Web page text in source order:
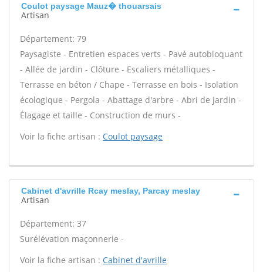
Coulot paysage Mauz� thouarsais
Artisan
Département: 79
Paysagiste - Entretien espaces verts - Pavé autobloquant
- Allée de jardin - Clôture - Escaliers métalliques -
Terrasse en béton / Chape - Terrasse en bois - Isolation
écologique - Pergola - Abattage d'arbre - Abri de jardin -
Élagage et taille - Construction de murs -
Voir la fiche artisan : Coulot paysage
Cabinet d'avrille Rcay meslay, Parcay meslay
Artisan
Département: 37
Surélévation maçonnerie -
Voir la fiche artisan : Cabinet d'avrille